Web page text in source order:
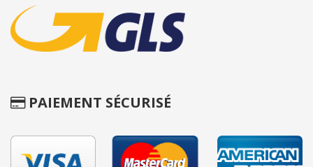
PAIEMENT SÉCURISÉ